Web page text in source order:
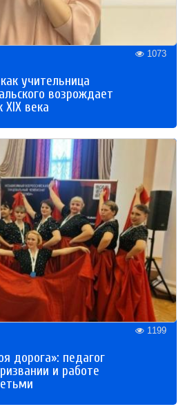
1073
учительница
возрождает
века
1199
дорога»: педагог
и работе